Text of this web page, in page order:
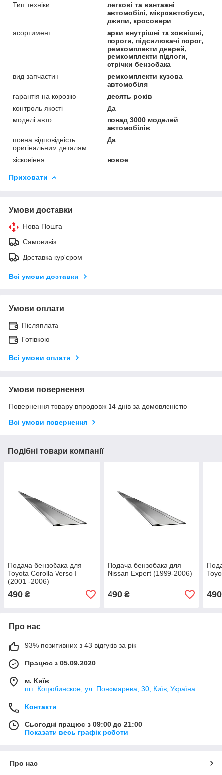
Тип техніки
легкові та вантажні
автомобілі, мікроавтобуси,
джипи, кросовери
асортимент
арки внутрішні та зовнішні,
пороги, підсилювачі порог,
ремкомплекти дверей,
ремкомплекти підлоги,
стрічки бензобака
вид запчастин
ремкомплекти кузова
автомобіля
гарантія на корозію
десять років
контроль якості
Да
моделі авто
понад 3000 моделей
автомобілів
повна відповідність
оригінальним деталям
Да
зісковіння новое
Приховати
Умови доставки
Нова Пошта
Самовивіз
Доставка кур'єром
Всі умови доставки
Умови оплати
Післяплата
Готівкою
Всі умови оплати
Умови повернення
Повернення товару впродовж 14 днів за домовленістю
Всі умови повернення
Подібні товари компанії
Подача бензобака для
Toyota Corolla Verso I
(2001 -2006)
490 ₴
Подача бензобака для
Nissan Expert (1999-2006)
490₴ 490
Про нас
93% позитивних з 43 відгуків за рік
Працює з 05.09.2020
м. Київ
пгт. Коцюбинское, ул. Пономарева, 30, Київ, Україна
Контакти
Сьогодні працює з 09:00 до 21:00
Показати весь графік роботи
Про нас